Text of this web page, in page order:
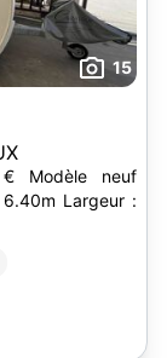
15
Modèle neuf
Largeur :